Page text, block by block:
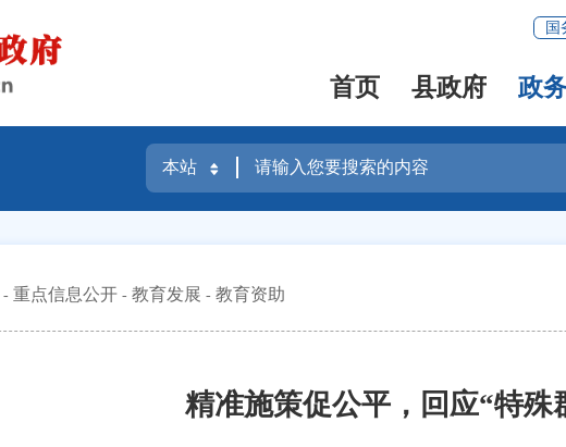
国
首页 县政府 政
重点信息公开 教育发展 教育资助
精准施策促公平，回应“特殊